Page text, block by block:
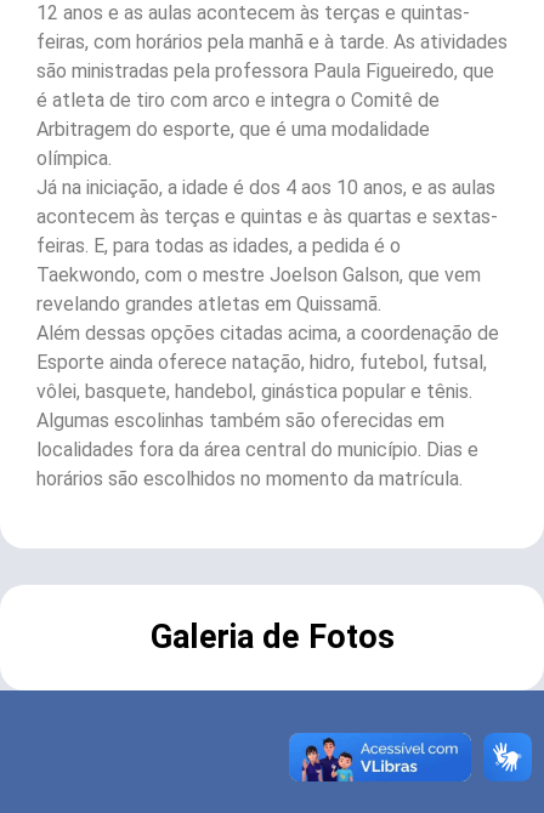
12 anos e as aulas acontecem às terças e quintas-
feiras, com horários pela manhã e à tarde. As atividades
são ministradas pela professora Paula Figueiredo, que
é atleta de tiro com arco e integra o Comitê de
Arbitragem do esporte, que é uma modalidade
olímpica.
Já na iniciação, a idade é dos 4 aos 10 anos, e as aulas
acontecem às terças e quintas e às quartas e sextas-
feiras. E, para todas as idades, a pedida é o
Taekwondo, com o mestre Joelson Galson, que vem
revelando grandes atletas em Quissamã.
Além dessas opções citadas acima, a coordenação de
Esporte ainda oferece natação, hidro, futebol, futsal,
vôlei, basquete, handebol, ginástica popular e tênis.
Algumas escolinhas também são oferecidas em
localidades fora da área central do município. Dias e
horários são escolhidos no momento da matrícula.
Galeria de Fotos